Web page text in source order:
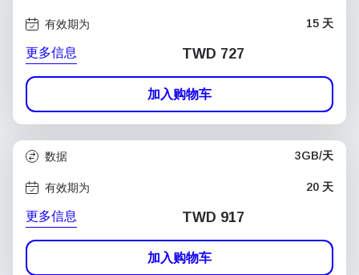
有效期为 15 天
更多信息 TWD 727
加入购物车
数据 3GB/天
有效期为 20 天
更多信息 TWD 917
加入购物车